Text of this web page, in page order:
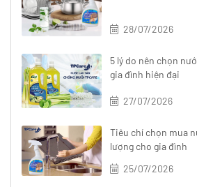
28/07/2026
5 lý do nên chọn
gia đình hiện đại
27/07/2026
Tiêu chí chọn mua
lượng cho gia đình
25/07/2026